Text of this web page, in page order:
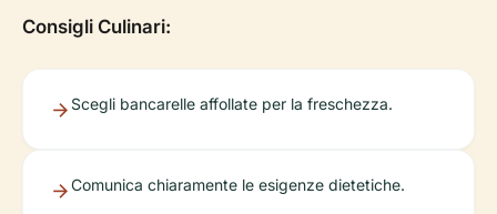
Consigli Culinari:
Scegli bancarelle affollate per la freschezza.
Comunica chiaramente le esigenze dietetiche.